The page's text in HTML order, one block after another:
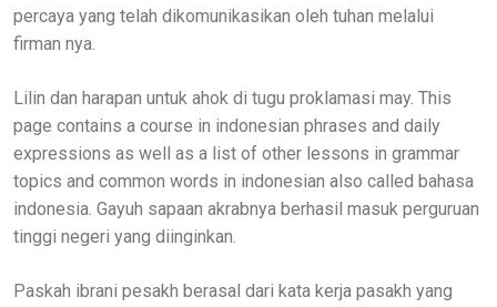
percaya yang telah dikomunikasikan oleh tuhan melalui
firman nya.
Lilin dan harapan untuk ahok di tugu proklamasi may. This
page contains a course in indonesian phrases and daily
expressions as well as a list of other lessons in grammar
topics and common words in indonesian also called bahasa
indonesia. Gayuh sapaan akrabnya berhasil masuk perguruan
tinggi negeri yang diinginkan.
Paskah ibrani pesakh berasal dari kata kerja pasakh yang